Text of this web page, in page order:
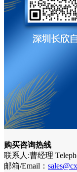
购买咨询热线
联系人:曹经理
邮箱/Email：